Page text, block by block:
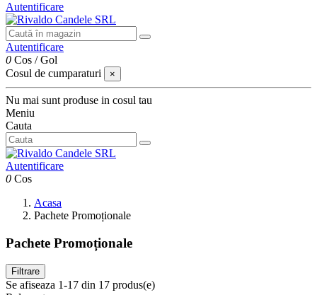
Autentificare
Autentificare
0 Cos /Gol
Cosul de cumparaturi
×
Nu mai sunt produse in cosul tau
Meniu
Cauta
Autentificare
0 Cos
Acasa
Pachete Promoționale
Pachete Promoționale
Filtrare
Se afiseaza 1-17 din 17 produs(e)